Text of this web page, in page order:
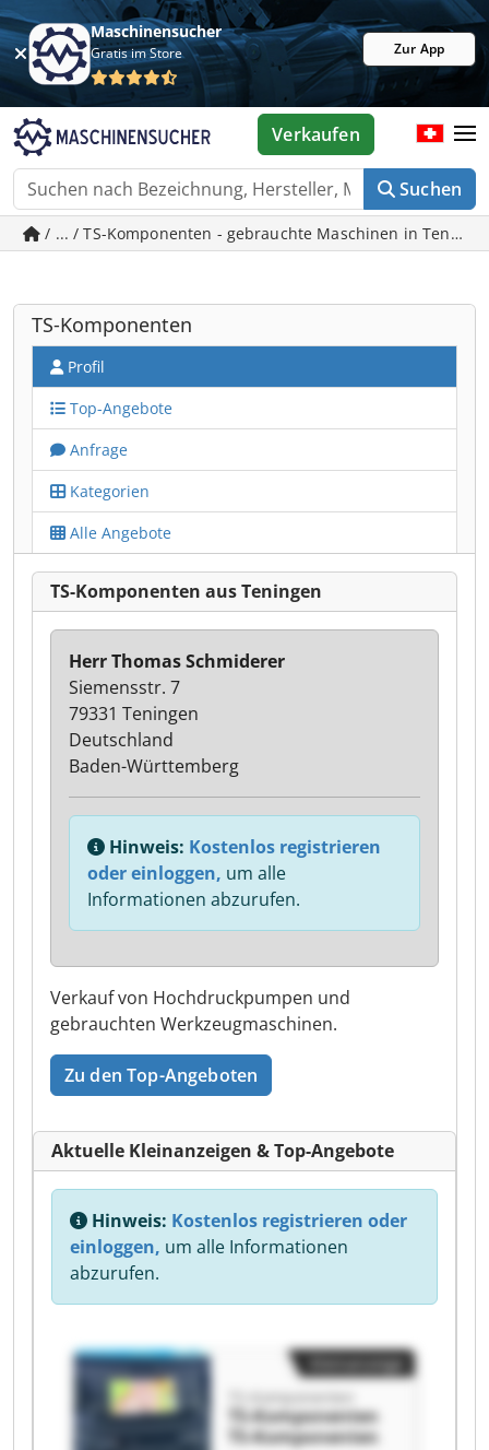
Maschinensucher
Gratis im Store Zur App
Suchen
Verkaufen
/ ... / TS-Komponenten - gebrauchte Maschinen in
TS-Komponenten
Profil
Top-Angebote
Anfrage
Kategorien
Alle Angebote
TS-Komponenten aus Teningen
Verkauf von Hochdruckpumpen und
gebrauchten Werkzeugmaschinen.
Zu den Top-Angeboten
Herr Thomas Schmiderer
Siemensstr. 7
79331 Teningen
Deutschland
Baden-Württemberg
Hinweis: Kostenlos registrieren
oder einloggen, um alle
Informationen abzurufen.
Aktuelle Kleinanzeigen & Top-Angebote
Hinweis: Kostenlos registrieren oder
einloggen, um alle Informationen
abzurufen.
TS-Komponenten
TS-Komponenten
TS-Komponenten